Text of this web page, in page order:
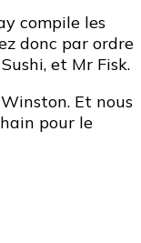
compile les
donc par ordre
et Mr Fisk.
Et nous
pour le